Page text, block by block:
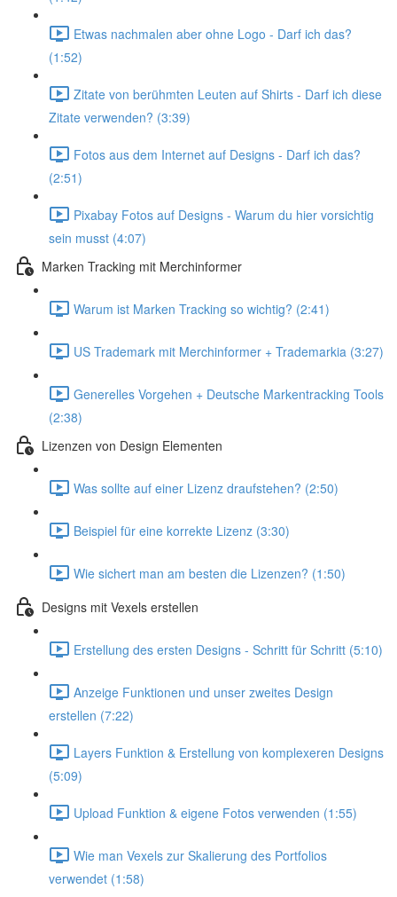
Etwas nachmalen aber ohne Logo - Darf ich das?
(1:52)
Zitate von berühmten Leuten auf Shirts - Darf ich diese
Zitate verwenden? (3:39)
Fotos aus dem Internet auf Designs - Darf ich das?
(2:51)
Pixabay Fotos auf Designs - Warum du hier vorsichtig
sein musst (4:07)
Marken Tracking mit Merchinformer
Warum ist Marken Tracking so wichtig? (2:41)
US Trademark mit Merchinformer + Trademarkia (3:27)
Generelles Vorgehen + Deutsche Markentracking Tools
(2:38)
Lizenzen von Design Elementen
Was sollte auf einer Lizenz draufstehen? (2:50)
Beispiel für eine korrekte Lizenz (3:30)
Wie sichert man am besten die Lizenzen? (1:50)
Designs mit Vexels erstellen
Erstellung des ersten Designs - Schritt für Schritt (5:10)
Anzeige Funktionen und unser zweites Design
erstellen (7:22)
Layers Funktion & Erstellung von komplexeren Designs
(5:09)
Upload Funktion & eigene Fotos verwenden (1:55)
Wie man Vexels zur Skalierung des Portfolios
verwendet (1:58)